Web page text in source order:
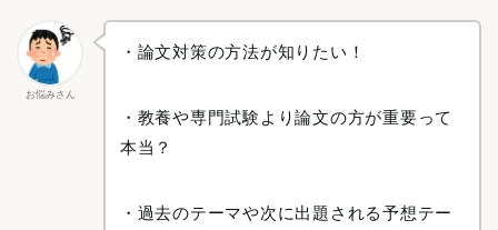
お悩みさん
・論文対策の方法が知りたい！
・教養や専門試験より論文の方が重要って
本当？
・過去のテーマや次に出題される予想テー